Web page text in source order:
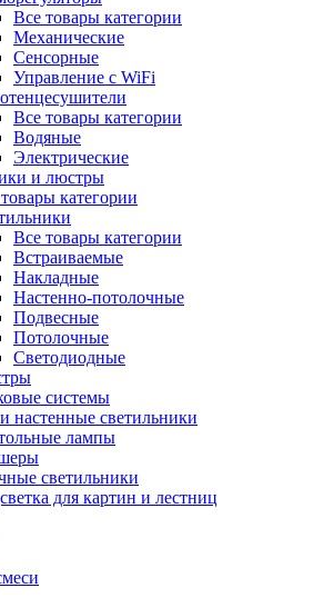
Все товары категории
Механические
Сенсорные
Управление с WiFi
Все товары категории
Водяные
Электрические
и люстры
категории
Все товары категории
Встраиваемые
Накладные
Настенно-потолочные
Подвесные
Потолочные
Светодиодные
системы
настенные светильники
лампы
светильники
для картин и лестниц